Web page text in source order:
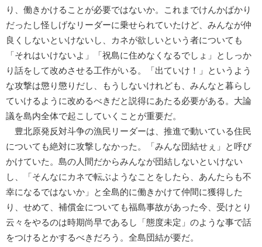
り、働きかけることが必要ではないか。これまでけんかばかり
だったし怪しげなリーダーに乗せられていたけど、みんなが仲
良くしないといけないし、カネが欲しいという者についても
「それはいけないよ」「祝島に住めなくなるでしょ」としっか
り話をして改めさせる工作がいる。「出ていけ！」というよう
な攻撃は懲り懲りだし、もうしないけれども、みんなと暮らし
ていけるように改めるべきだと説得にあたる必要がある。大論
議を島内全体で起こしていくことが重要だ。
豊北原発反対斗争の漁民リーダーは、推進で動いている住民
についても絶対に攻撃しなかった。「みんな団結せぇ」と呼び
かけていた。島の人間だからみんなが団結しないといけない
し、「そんなにカネで転ぶようなことをしたら、あんたらも不
幸になるではないか」と全島的に働きかけて仲間に獲得した
り、せめて、補償金についても福島事故があった今、受けとり
云々をやるのは時期尚早であるし「態度未定」のような事で話
をつけるとかするべきだろう。全島団結が要だ。